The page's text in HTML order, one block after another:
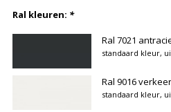
Ral kleuren: *
Ral 7021
standaard kleur,
Ral 9016
standaard kleur,